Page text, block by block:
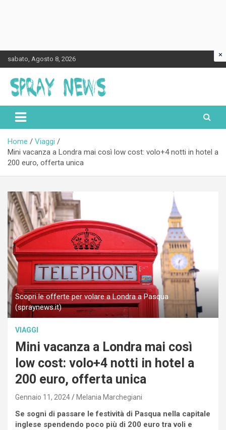
to
content
sabato, Agosto 8, 2026
Spraynews.it
Home
Viaggi
Mini vacanza a Londra mai così low cost: volo+4 notti in hotel a
200 euro, offerta unica
Scopri le offerte per volare a Londra a Pasqua
(spraynews.it)
VIAGGI
Mini vacanza a Londra mai così
low cost: volo+4 notti in hotel a
200 euro, offerta unica
Gennaio 11, 2024 Melania Marchegiani
Se sogni di passare le festività di Pasqua nella capitale
inglese spendendo poco più di 200 euro tra voli e
×